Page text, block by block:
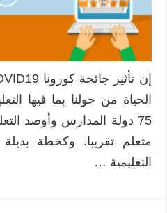
الحياة من حولنا بما فيها
متعلم تقريبا. وكخطة
التعليمية …